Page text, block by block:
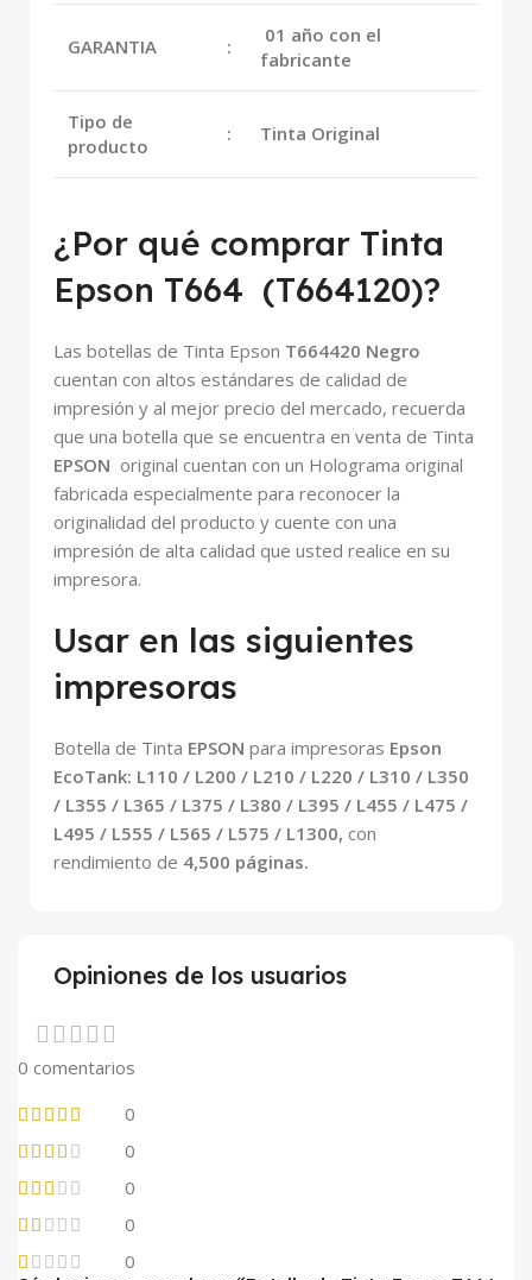
GARANTIA :
01 año con el
fabricante
Tipo de
producto
: Tinta Original
¿Por qué comprar Tinta
Epson T664 (T664120)?
Las botellas de Tinta Epson T664420 Negro
cuentan con altos estándares de calidad de
impresión y al mejor precio del mercado, recuerda
que una botella que se encuentra en venta de Tinta
EPSON original cuentan con un Holograma original
fabricada especialmente para reconocer la
originalidad del producto y cuente con una
impresión de alta calidad que usted realice en su
impresora.
Usar en las siguientes
impresoras
Botella de Tinta EPSON para impresoras Epson
EcoTank: L110 / L200 / L210 / L220 / L310 / L350
/ L355 / L365 / L375 / L380 / L395 / L455 / L475 /
L495 / L555 / L565 / L575 / L1300, con
rendimiento de 4,500 páginas.
Opiniones de los usuarios
0 comentarios
0
0
0
0
0